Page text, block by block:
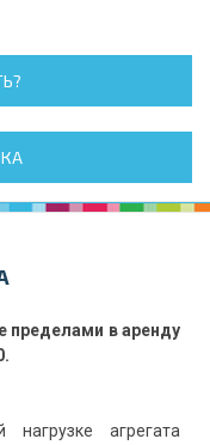
пределами в аренду
агрегата